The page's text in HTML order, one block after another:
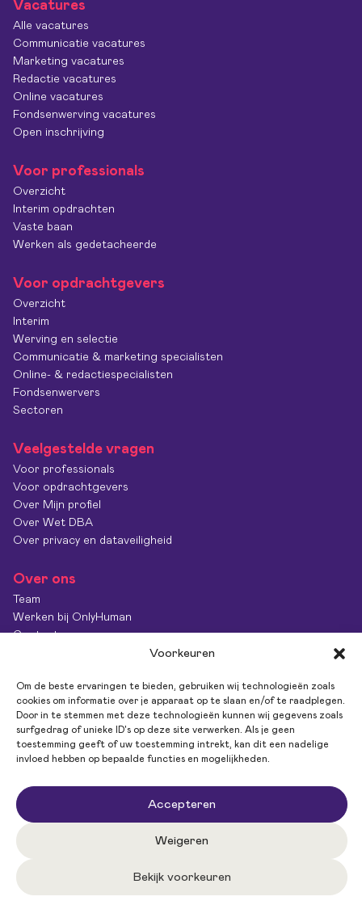
Voorkeuren
Om de beste ervaringen te bieden, gebruiken wij technologieën zoals
cookies om informatie over je apparaat op te slaan en/of te raadplegen.
Door in te stemmen met deze technologieën kunnen wij gegevens zoals
surfgedrag of unieke ID's op deze site verwerken. Als je geen
toestemming geeft of uw toestemming intrekt, kan dit een nadelige
invloed hebben op bepaalde functies en mogelijkheden.
Accepteren
Weigeren
Bekijk voorkeuren
Vacatures
Alle vacatures
Communicatie vacatures
Marketing vacatures
Redactie vacatures
Online vacatures
Fondsenwerving vacatures
Open inschrijving
Voor professionals
Overzicht
Interim opdrachten
Vaste baan
Werken als gedetacheerde
Voor opdrachtgevers
Overzicht
Interim
Werving en selectie
Communicatie & marketing specialisten
Online- & redactiespecialisten
Fondsenwervers
Sectoren
Veelgestelde vragen
Voor professionals
Voor opdrachtgevers
Over Mijn profiel
Over Wet DBA
Over privacy en dataveiligheid
Over ons
Team
Werken bij OnlyHuman
Contact
OnlyImpact
Feedback
Volg ons
Privacy policy
Algemene Voorwaarden